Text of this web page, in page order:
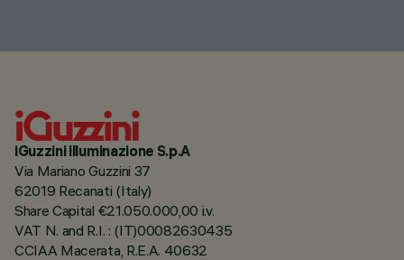
iGuzzini illuminazione S.p.A
Via Mariano Guzzini 37
62019 Recanati (Italy)
Share Capital €21.050.000,00 i.v.
VAT N. and R.I. : (IT)00082630435
CCIAA Macerata, R.E.A. 40632